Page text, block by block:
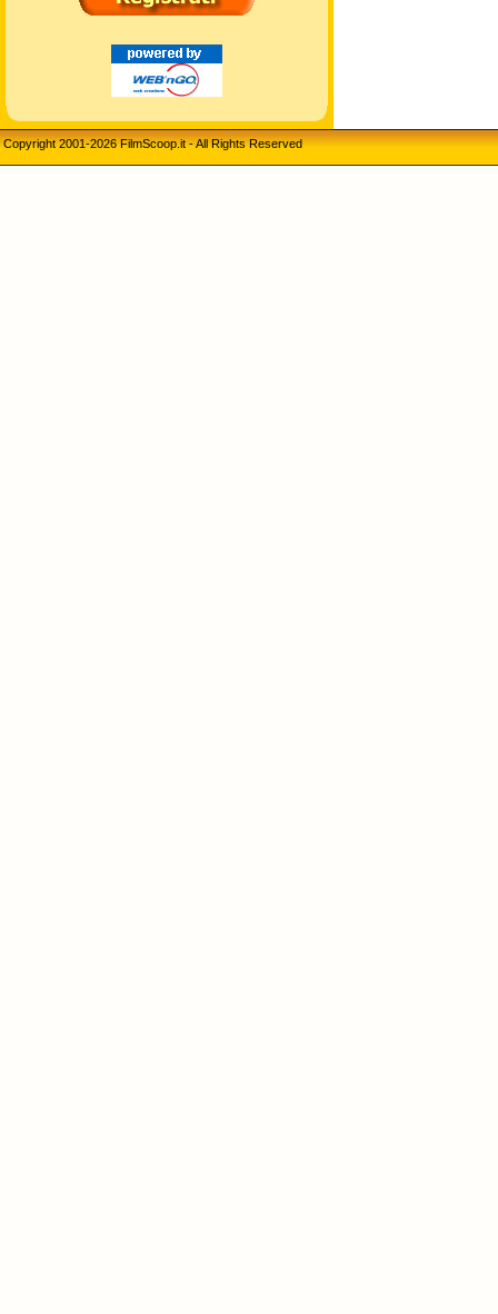
Copyright 2001-2026 FilmScoop.it - All Rights Reserved